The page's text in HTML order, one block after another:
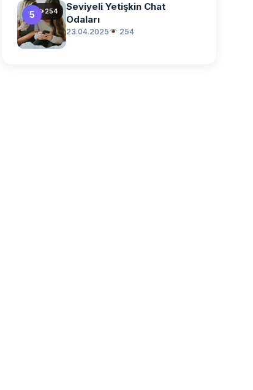
5 254
Seviyeli Yetişkin Chat
Odaları
23.04.2025 254